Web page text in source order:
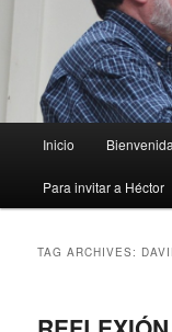
Inicio Bienvenida
Para invitar a Héctor
TAG ARCHIVES: